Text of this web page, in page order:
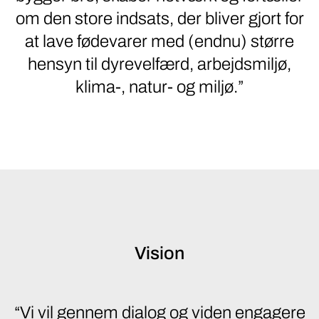
om den store indsats, der bliver gjort for
at lave fødevarer med (endnu) større
hensyn til dyrevelfærd, arbejdsmiljø,
klima-, natur- og miljø.”
Vision
“Vi vil gennem dialog og viden engagere